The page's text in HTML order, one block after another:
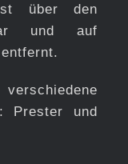
über den
und auf
Prester und